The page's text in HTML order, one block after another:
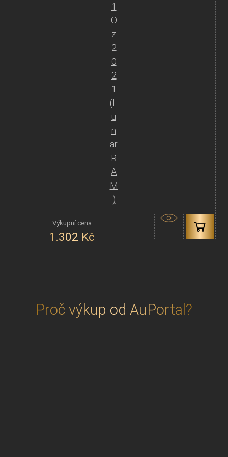
1
O
z
2
0
2
1
(L
u
n
ar
R
A
M
)
1.302 Kč
Proč výkup od AuPortal?